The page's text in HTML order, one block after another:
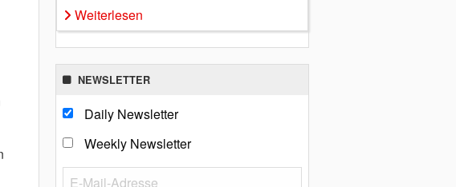
Weiterlesen
NEWSLETTER
Daily Newsletter
Weekly Newsletter